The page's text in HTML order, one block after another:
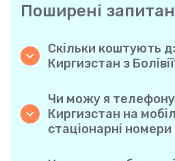
Поширені
Скільки коштують
Киргизстан з
ознайомтеся з
застосунку — жодних
жодних несподіванок.
Чи можу я
Киргизстан на
стаціонарні номери
телефонувати як на